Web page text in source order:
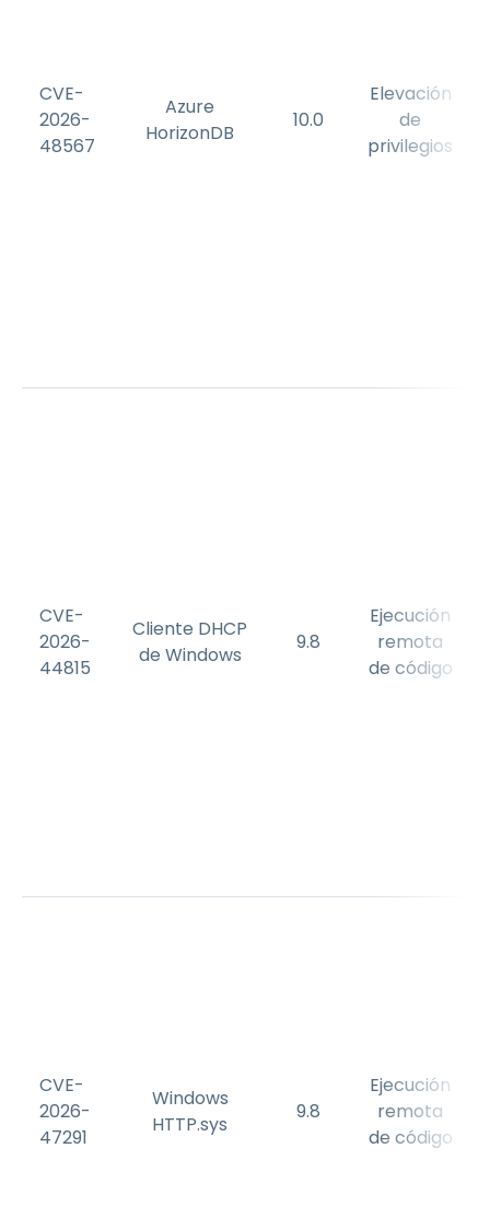
CVE-
2026-
48567
Azure
HorizonDB
10.0
Elevación
de
privilegios
CVE-
2026-
44815
Cliente DHCP
de Windows
9.8
Ejecución
remota
de código
CVE-
2026-
47291
Windows
HTTP.sys
9.8
Ejecución
remota
de código